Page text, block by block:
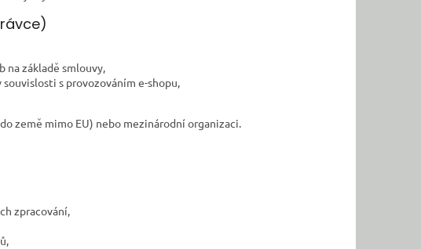
na základě smlouvy,
s provozováním e-shopu,
země mimo EU) nebo mezinárodní organizaci.
zpracování,